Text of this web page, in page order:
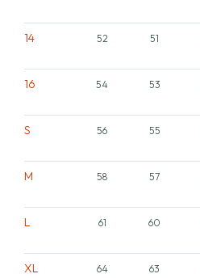
14 52 51
16 54 53
S 56 55
M 58 57
L 61 60
XL 64 63